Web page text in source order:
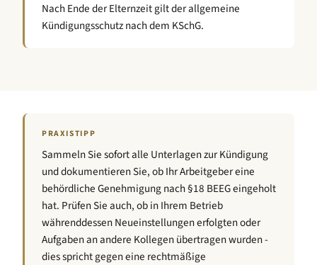
Nach Ende der Elternzeit gilt der allgemeine
Kündigungsschutz nach dem KSchG.
PRAXISTIPP
Sammeln Sie sofort alle Unterlagen zur Kündigung
und dokumentieren Sie, ob Ihr Arbeitgeber eine
behördliche Genehmigung nach §18 BEEG eingeholt
hat. Prüfen Sie auch, ob in Ihrem Betrieb
währenddessen Neueinstellungen erfolgten oder
Aufgaben an andere Kollegen übertragen wurden -
dies spricht gegen eine rechtmäßige